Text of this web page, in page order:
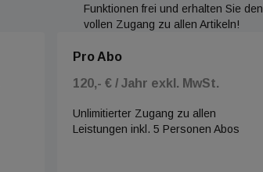
Funktionen frei und erhalten Sie den
vollen Zugang zu allen Artikeln!
Pro Abo
120,- € / Jahr exkl. MwSt.
Unlimitierter Zugang zu allen
Leistungen inkl. 5 Personen Abos